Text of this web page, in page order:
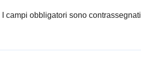
I campi obbligatori sono contrassegnati